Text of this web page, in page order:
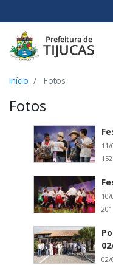
Início Fotos
Fotos
11/
10/
02/